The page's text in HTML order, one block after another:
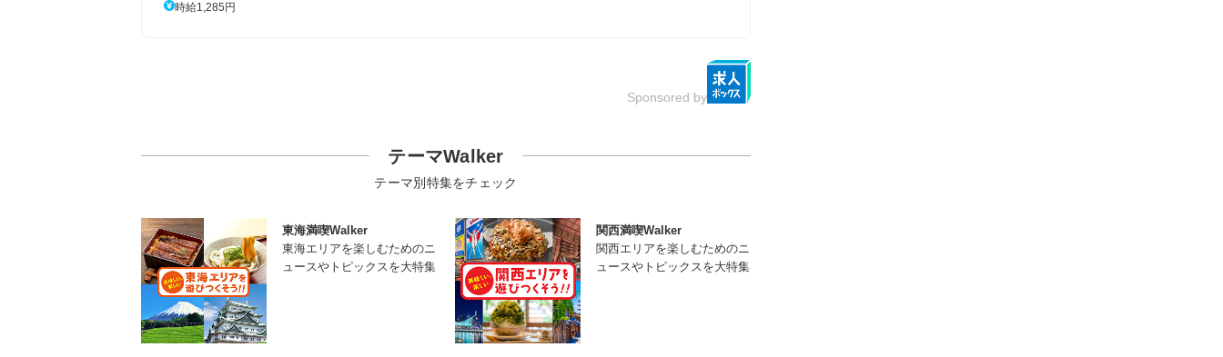
時給1,285円
Sponsored by
テーマWalker
テーマ別特集をチェック
東海満喫Walker
東海エリアを楽しむためのニ
ュースやトピックスを大特集
関西満喫Walker
関西エリアを楽しむためのニ
ュースやトピックスを大特集